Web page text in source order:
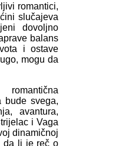
romantici,
slučajeva
dovoljno
balans
i ostave
mogu da
bude svega,
avantura,
i Vaga
dinamičnoj
da li je reč o